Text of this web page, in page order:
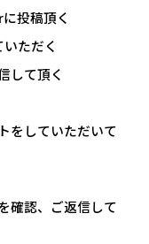
に投稿頂く
ただく
して頂く
をしていただいて
確認、ご返信して